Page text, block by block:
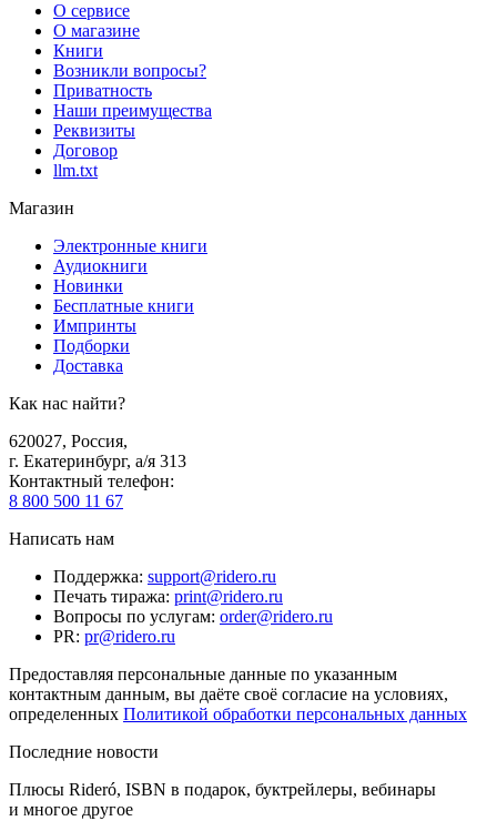
О сервисе
О магазине
Книги
Возникли вопросы?
Приватность
Наши преимущества
Реквизиты
Договор
llm.txt
Магазин
Электронные книги
Аудиокниги
Новинки
Бесплатные книги
Импринты
Подборки
Доставка
Как нас найти?
620027, Россия,
г. Екатеринбург, а/я 313
Контактный телефон:
8 800 500 11 67
Написать нам
Поддержка: support@ridero.ru
Печать тиража: print@ridero.ru
Вопросы по услугам: order@ridero.ru
PR: pr@ridero.ru
Предоставляя персональные данные по указанным
контактным данным, вы даёте своё согласие на условиях,
определенных Политикой обработки персональных данных
Последние новости
Плюсы Rideró, ISBN в подарок, буктрейлеры, вебинары
и многое другое